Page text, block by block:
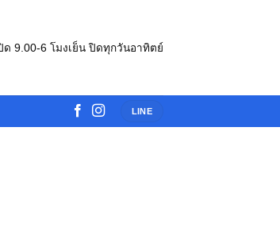
ด 9.00-6 โมงเย็น ปิดทุกวันอาทิตย์
LINE